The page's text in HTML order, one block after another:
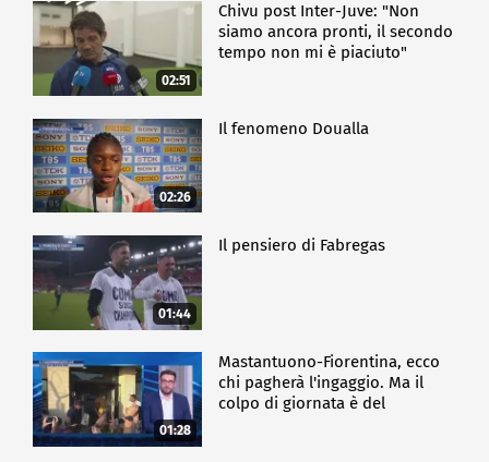
02:51
Chivu post Inter-Juve: "Non
siamo ancora pronti, il secondo
tempo non mi è piaciuto"
02:26
Il fenomeno Doualla
01:44
Il pensiero di Fabregas
01:28
Mastantuono-Fiorentina, ecco
chi pagherà l'ingaggio. Ma il
colpo di giornata è del